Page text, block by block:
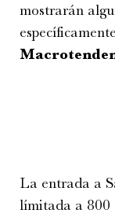
mostrarán
La entrada a
límitada a 800